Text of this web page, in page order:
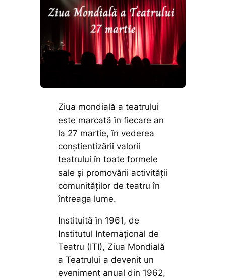
Ziua mondială a teatrului
este marcată în fiecare an
la 27 martie, în vederea
conştientizării valorii
teatrului în toate formele
sale şi promovării activităţii
comunităţilor de teatru în
întreaga lume.
Instituită în 1961, de
Institutul Internaţional de
Teatru (ITI), Ziua Mondială
a Teatrului a devenit un
eveniment anual din 1962,